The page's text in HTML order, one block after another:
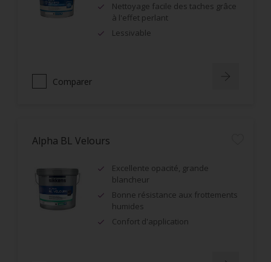
Nettoyage facile des taches grâce
à l'effet perlant
Lessivable
Comparer
Alpha BL Velours
Excellente opacité, grande
blancheur
Bonne résistance aux frottements
humides
Confort d'application